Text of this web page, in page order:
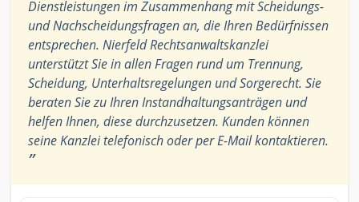
Dienstleistungen im Zusammenhang mit Scheidungs-
und Nachscheidungsfragen an, die Ihren Bedürfnissen
entsprechen. Nierfeld Rechtsanwaltskanzlei
unterstützt Sie in allen Fragen rund um Trennung,
Scheidung, Unterhaltsregelungen und Sorgerecht. Sie
beraten Sie zu Ihren Instandhaltungsanträgen und
helfen Ihnen, diese durchzusetzen. Kunden können
seine Kanzlei telefonisch oder per E-Mail kontaktieren.
”